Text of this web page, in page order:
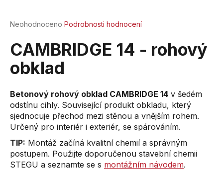
Průměrné
produktu
je
z
hvězdiček.
Neohodnoceno Podrobnosti hodnocení
CAMBRIDGE 14 - rohový
obklad
Betonový rohový obklad CAMBRIDGE 14 v šedém
odstínu cihly. Související produkt obkladu, který
sjednocuje přechod mezi stěnou a vnějším rohem.
Určený pro interiér i exteriér, se spárováním.
TIP: Montáž začíná kvalitní chemií a správným
postupem. Použijte doporučenou stavební chemii
STEGU a seznamte se s montážním návodem.
j
t
?
HLEDAT
D
o